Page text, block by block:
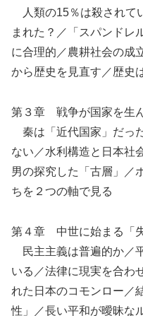
人類の15％は殺されて
まれた？／「スパンドレ
に合理的／農耕社会の成
から歴史を見直す／歴史
第３章 戦争が国家を生
秦は「近代国家」だっ
ない／水利構造と日本社
男の探究した「古層」／
ちを２つの軸で見る
第４章 中世に始まる「失
民主主義は普遍的か／
いる／法律に現実を合わ
れた日本のコモンロー／
性」／長い平和が曖昧な